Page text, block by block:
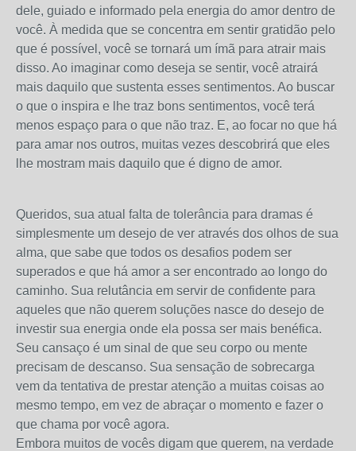
dele, guiado e informado pela energia do amor dentro de
você. À medida que se concentra em sentir gratidão pelo
que é possível, você se tornará um ímã para atrair mais
disso. Ao imaginar como deseja se sentir, você atrairá
mais daquilo que sustenta esses sentimentos. Ao buscar
o que o inspira e lhe traz bons sentimentos, você terá
menos espaço para o que não traz. E, ao focar no que há
para amar nos outros, muitas vezes descobrirá que eles
lhe mostram mais daquilo que é digno de amor.
Queridos, sua atual falta de tolerância para dramas é
simplesmente um desejo de ver através dos olhos de sua
alma, que sabe que todos os desafios podem ser
superados e que há amor a ser encontrado ao longo do
caminho. Sua relutância em servir de confidente para
aqueles que não querem soluções nasce do desejo de
investir sua energia onde ela possa ser mais benéfica.
Seu cansaço é um sinal de que seu corpo ou mente
precisam de descanso. Sua sensação de sobrecarga
vem da tentativa de prestar atenção a muitas coisas ao
mesmo tempo, em vez de abraçar o momento e fazer o
que chama por você agora.
Embora muitos de vocês digam que querem, na verdade